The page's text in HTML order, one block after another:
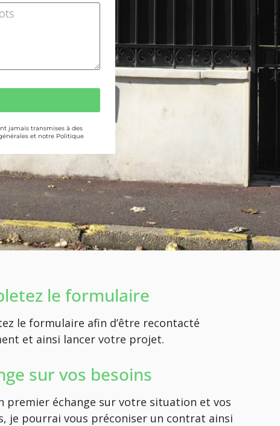
jamais transmises à des
et notre Politique
le formulaire
le formulaire afin d’être recontacté
et ainsi lancer votre projet.
sur vos besoins
premier échange sur votre situation et vos
je pourrai vous préconiser un contrat ainsi